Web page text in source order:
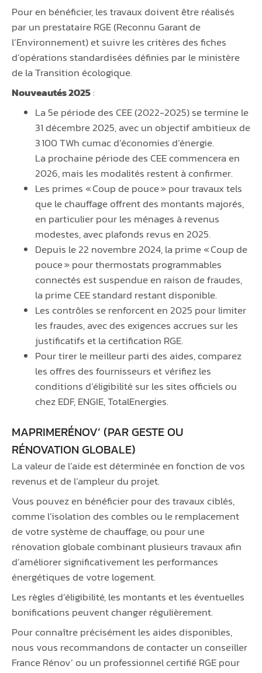
Pour en bénéficier, les travaux doivent être réalisés
par un prestataire RGE (Reconnu Garant de
l’Environnement) et suivre les critères des fiches
d’opérations standardisées définies par le ministère
de la Transition écologique.
Nouveautés 2025:
La 5e période des CEE (2022-2025) se termine le
31 décembre 2025, avec un objectif ambitieux de
3 100 TWh cumac d’économies d’énergie.
La prochaine période des CEE commencera en
2026, mais les modalités restent à confirmer.
Les primes « Coup de pouce » pour travaux tels
que le chauffage offrent des montants majorés,
en particulier pour les ménages à revenus
modestes, avec plafonds revus en 2025.
Depuis le 22 novembre 2024, la prime « Coup de
pouce » pour thermostats programmables
connectés est suspendue en raison de fraudes,
la prime CEE standard restant disponible.
Les contrôles se renforcent en 2025 pour limiter
les fraudes, avec des exigences accrues sur les
justificatifs et la certification RGE.
Pour tirer le meilleur parti des aides, comparez
les offres des fournisseurs et vérifiez les
conditions d’éligibilité sur les sites officiels ou
chez EDF, ENGIE, TotalEnergies.
MAPRIMERÉNOV’ (PAR GESTE OU
RÉNOVATION GLOBALE)
La valeur de l’aide est déterminée en fonction de vos
revenus et de l’ampleur du projet.
Vous pouvez en bénéficier pour des travaux ciblés,
comme l’isolation des combles ou le remplacement
de votre système de chauffage, ou pour une
rénovation globale combinant plusieurs travaux afin
d’améliorer significativement les performances
énergétiques de votre logement.
Les règles d’éligibilité, les montants et les éventuelles
bonifications peuvent changer régulièrement.
Pour connaître précisément les aides disponibles,
nous vous recommandons de contacter un conseiller
France Rénov’ ou un professionnel certifié RGE pour